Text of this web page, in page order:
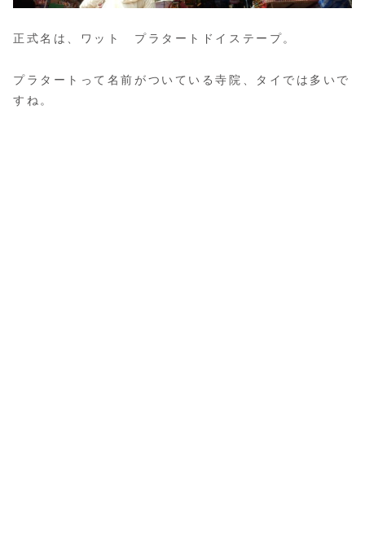
正式名は、ワット プラタートドイステープ。
プラタートって名前がついている寺院、タイでは多いで
すね。